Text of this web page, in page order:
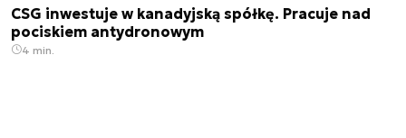
CSG inwestuje w kanadyjską spółkę. Pracuje nad
pociskiem antydronowym
4 min.